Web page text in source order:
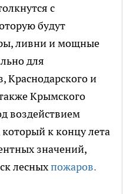
с
будут
ливни и мощные
для
Краснодарского и
Крымского
воздействием
который к концу лета
значений,
лесныхпожаров.